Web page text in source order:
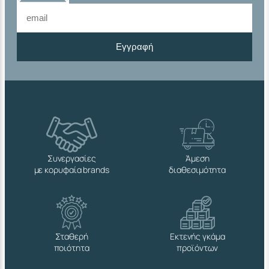
Εγγραφή
Συνεργασίες
με κορυφαία brands
Άμεση
διαθεσιμότητα
Σταθερή
ποιότητα
Εκτενής γκάμα
προϊόντων